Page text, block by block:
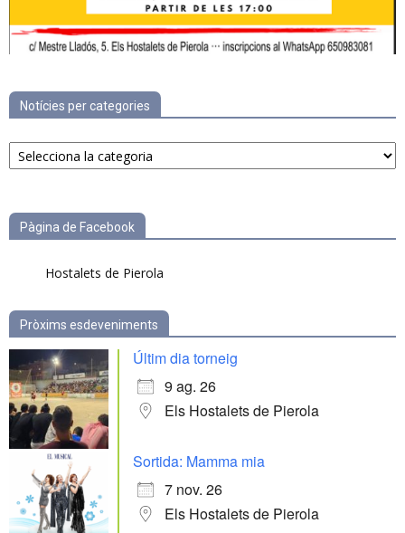
Notícies per categories
Notícies
per
Pàgina de Facebook
Hostalets de Pierola
Pròxims esdeveniments
Últim dia torneig
9 ag. 26
Els Hostalets de Pierola
Sortida: Mamma mia
7 nov. 26
Els Hostalets de Pierola